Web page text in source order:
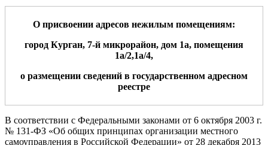
О присвоении адресов нежилым помещениям:
город Курган, 7-й микрорайон, дом 1а, помещения
1а/2,1а/4,
о размещении сведений в государственном адресном
реестре
В соответствии с Федеральными законами от 6 октября 2003 г.
№ 131-ФЗ «Об общих принципах организации местного
самоуправления в Российской Федерации» от 28 декабря 2013